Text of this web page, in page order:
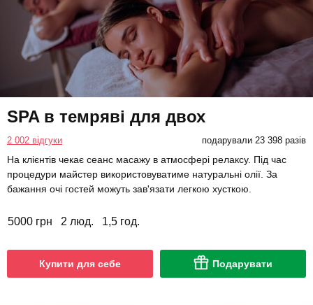
SPA в темряві для двох
2 002 відгуки подарували 23 398 разів
На клієнтів чекає сеанс масажу в атмосфері релаксу. Під час
процедури майстер використовуватиме натуральні олії. За
бажання очі гостей можуть зав'язати легкою хусткою.
5000 грн 2 люд. 1,5 год.
Купити для себе Подарувати